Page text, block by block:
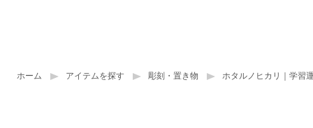
ホーム アイテムを探す 彫刻・置き物 ホタルノヒカリ｜学習